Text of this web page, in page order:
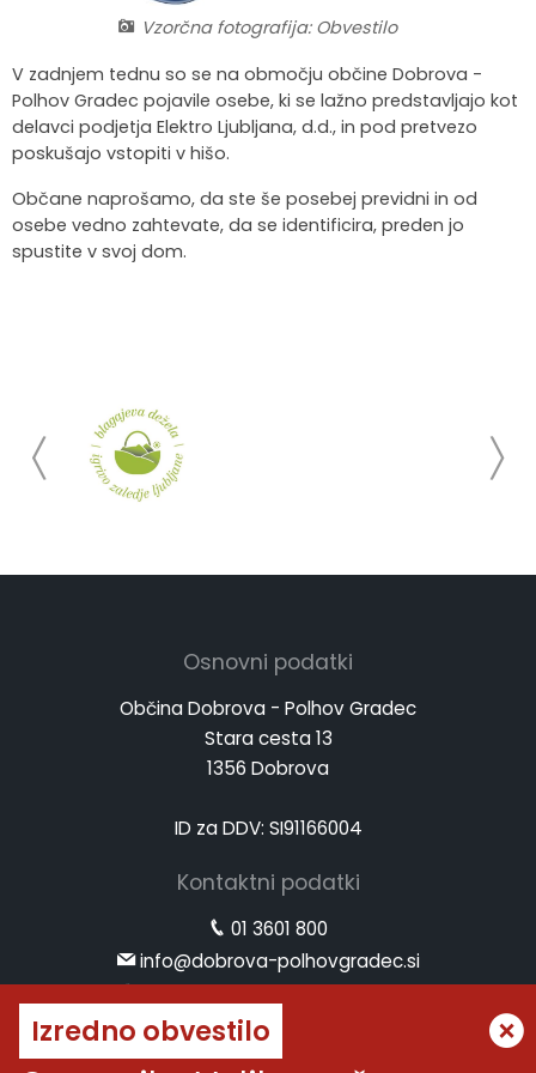
Vzorčna fotografija: Obvestilo
V zadnjem tednu so se na območju občine Dobrova -
Polhov Gradec pojavile osebe, ki se lažno predstavljajo kot
delavci podjetja Elektro Ljubljana, d.d., in pod pretvezo
poskušajo vstopiti v hišo.
Občane naprošamo, da ste še posebej previdni in od
osebe vedno zahtevate, da se identificira, preden jo
spustite v svoj dom.
Izredno obvestilo
Osnovni podatki
Občina Dobrova - Polhov Gradec
Stara cesta 13
1356 Dobrova
ID za DDV: SI91166004
Kontaktni podatki
01 3601 800
info@dobrova-polhovgradec.si
Uradne ure
Krajevne skupnosti
Gasilstvo in civilna zaščita
Občinski nagrajenci
Strateški dokumenti
Javni zavod Polhograjska graščina
Turistična taksa
Vprašajte občino
Predlagajte občini
Letovanje za starejše
Organizacije s področja socialnega varstva
Portal eUprava
Zasebni vrtci in varuhi predšolskih otrok
Merilniki hitrosti
Lokalni ponudniki hrane in izdelkov
Trajnostni razvoj turizma
Župnije
Cenik storitev
Režijski obrat
JP VOKA SNAGA